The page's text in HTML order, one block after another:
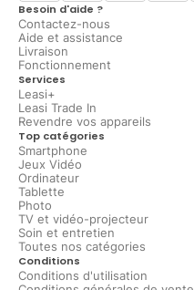
Besoin d'aide ?
Contactez-nous
Aide et assistance
Livraison
Fonctionnement
Services
Leasi+
Leasi Trade In
Revendre vos appareils
Top catégories
Smartphone
Jeux Vidéo
Ordinateur
Tablette
Photo
TV et vidéo-projecteur
Soin et entretien
Toutes nos catégories
Conditions
Conditions d'utilisation